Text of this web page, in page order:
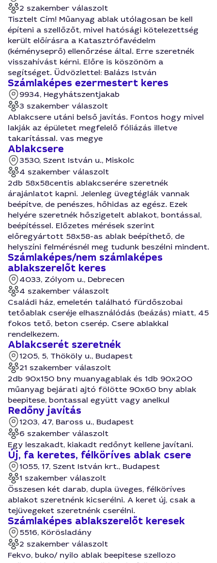
2 szakember válaszolt
Tisztelt Cím! Műanyag ablak utólagosan be kell
építeni a szellőzőt, mivel hatósági kötelezettség
került előírásra a Katasztrófavédelm
(kéményseprő) ellenőrzése által. Erre szeretnék
visszahívást kérni. Előre is köszönöm a
segítséget. Üdvözlettel: Balázs István
Számlaképes ezermestert keres
9934, Hegyhátszentjakab
3 szakember válaszolt
Ablakcsere utáni belső javítás. Fontos hogy mivel
lakják az épületet megfelelő fóliázás illetve
takarítással. vas megye
Ablakcsere
3530, Szent István u., Miskolc
4 szakember válaszolt
2db 58x58centis ablakcserére szeretnék
árajánlatot kapni. Jelenleg üvegtéglák vannak
beépítve, de penészes, hőhidas az egész. Ezek
helyére szeretnék hőszigetelt ablakot, bontással,
beépítéssel. Előzetes mérések szerint
előregyártott 58x58-as ablak beépíthető, de
helyszíni felmérésnél meg tudunk beszélni mindent.
Számlaképes/nem számlaképes
ablakszerelőt keres
4033, Zólyom u., Debrecen
4 szakember válaszolt
Családi ház, emeletén található fürdőszobai
tetőablak cseréje elhasználódás (beázás) miatt, 45
fokos tető, beton cserép. Csere ablakkal
rendelkezem.
Ablakcserét szeretnék
1205, 5, Thököly u., Budapest
21 szakember válaszolt
2db 90x150 bny muanyagablak és 1db 90x200
műanyag bejárati ajtó fölötte 90x60 bny ablak
beepitese, bontassal együtt vagy anelkul
Redőny javítás
1203, 47, Baross u., Budapest
6 szakember válaszolt
Egy leszakadt, kiakadt redőnyt kellene javítani.
Új, fa keretes, félköríves ablak csere
1055, 17, Szent István krt., Budapest
1 szakember válaszolt
Összesen két darab, dupla üveges, félköríves
ablakot szeretnénk kicserélni. A keret új, csak a
tejüvegeket szeretnénk cserélni.
Számlaképes ablakszerelőt keresek
5516, Körösladány
2 szakember válaszolt
Fekvo, buko/ nyilo ablak beepitese szellozo